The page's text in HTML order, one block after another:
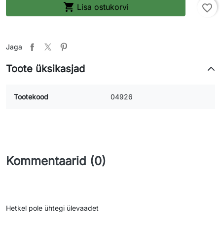
 Lisa ostukorvi favorite_border
Jaga
Toote üksikasjad
Tootekood 04926
Kommentaarid (0)
Hetkel pole ühtegi ülevaadet